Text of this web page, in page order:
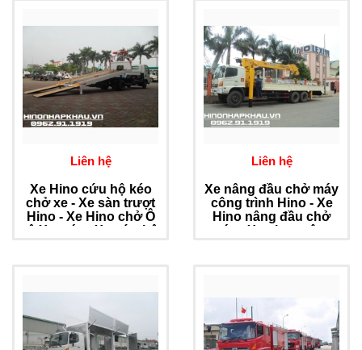
Liên hệ
Xe Hino cứu hộ kéo
chở xe - Xe sàn trượt
Hino - Xe Hino chở Ô
tô Xe máy - Xe cứu hộ
Liên hệ
Xe nâng đầu chở máy
công trình Hino - Xe
Hino nâng đầu chở
máy - Xe phọc nâng